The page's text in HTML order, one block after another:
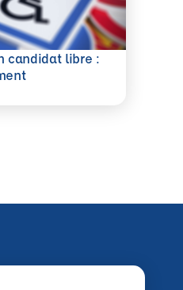
candidat libre :